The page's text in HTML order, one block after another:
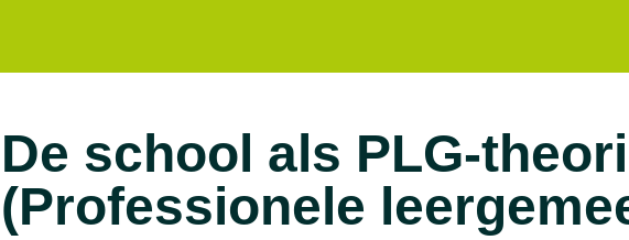
De school als PLG-
(Professionele